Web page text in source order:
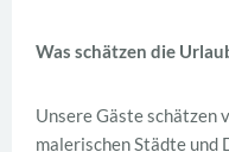
Was schätzen die
Unsere Gäste schätzen
malerischen Städte und